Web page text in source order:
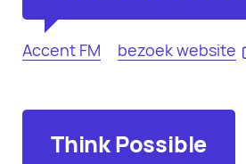
Accent FM bezoek website
Think Possible